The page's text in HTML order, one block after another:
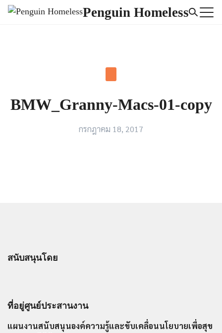
Skip
Penguin Homeless
BMW_Granny-Macs-01-copy
กรกฎาคม 18, 2017
สนับสนุนโดย
ที่อยู่ศูนย์ประสานงาน
แผนงานสนับสนุนองค์ความรู้และขับเคลื่อนนโยบายเพื่อสุข